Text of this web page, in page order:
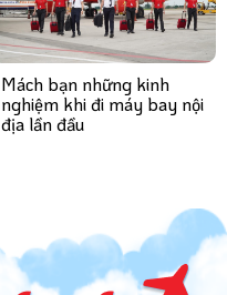
Mách bạn những kinh
nghiệm khi đi máy bay nội
địa lần đầu